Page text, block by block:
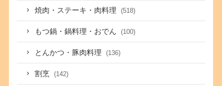
焼肉・ステーキ・肉料理 (518)
もつ鍋・鍋料理・おでん (100)
とんかつ・豚肉料理 (136)
割烹 (142)